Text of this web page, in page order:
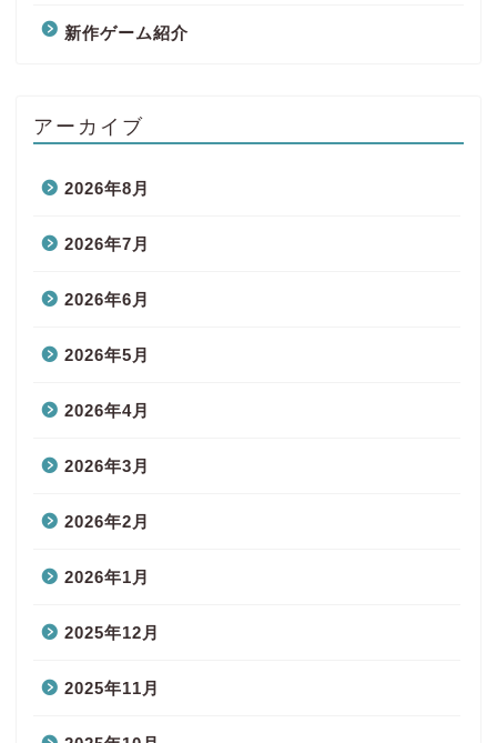
新作ゲーム紹介
アーカイブ
2026年8月
2026年7月
2026年6月
2026年5月
2026年4月
2026年3月
2026年2月
2026年1月
2025年12月
2025年11月